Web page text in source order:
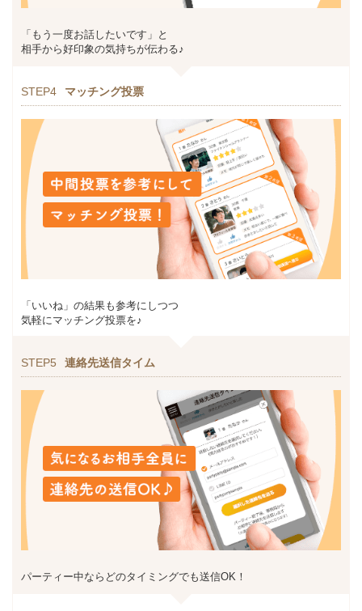
「もう一度お話したいです」と
相手から好印象の気持ちが伝わる♪
STEP4 マッチング投票
「いいね」の結果も参考にしつつ
気軽にマッチング投票を♪
STEP5 連絡先送信タイム
パーティー中ならどのタイミングでも送信OK！